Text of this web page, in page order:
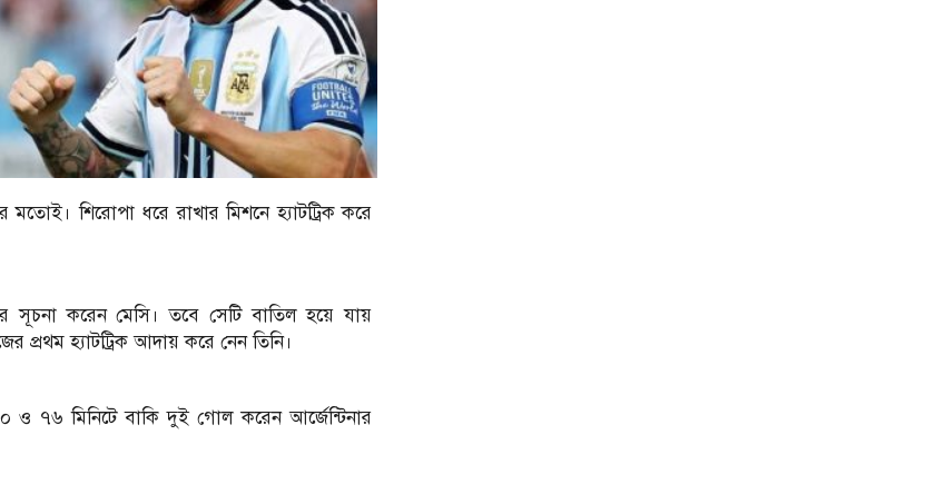
মতোই। শিরোপা ধরে রাখার মিশনে হ্যাটট্রিক করে
সূচনা করেন মেসি। তবে সেটি বাতিল হয়ে যায়
প্রথম হ্যাটট্রিক আদায় করে নেন তিনি।
ও ৭৬ মিনিটে বাকি দুই গোল করেন আর্জেন্টিনার